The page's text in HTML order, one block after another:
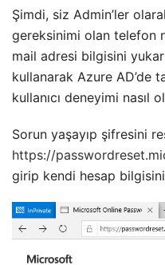
Şimdi, siz Admin’ler
gereksinimi olan telefon
mail adresi bilgisini
kullanarak Azure AD’de
kullanıcı deneyimi nasıl
Sorun yaşayıp şifresini
https://
girip kendi hesap